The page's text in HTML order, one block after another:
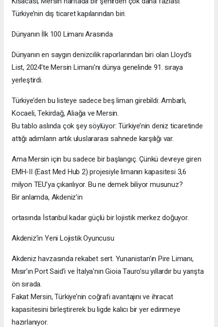
Türkiye’nin dış ticaret kapılarından biri.
Dünyanın İlk 100 Limanı Arasında
Dünyanın en saygın denizcilik raporlarından biri olan Lloyd’s
List, 2024’te Mersin Limanı’nı dünya genelinde 91. sıraya
yerleştirdi.
Türkiye’den bu listeye sadece beş liman girebildi: Ambarlı,
Kocaeli, Tekirdağ, Aliağa ve Mersin.
Bu tablo aslında çok şey söylüyor: Türkiye’nin deniz ticaretinde
attığı adımların artık uluslararası sahnede karşılığı var.
Ama Mersin için bu sadece bir başlangıç. Çünkü devreye giren
EMH-II (East Med Hub 2) projesiyle limanın kapasitesi 3,6
milyon TEU’ya çıkarılıyor. Bu ne demek biliyor musunuz?
Bir anlamda, Akdeniz’in
ortasında İstanbul kadar güçlü bir lojistik merkez doğuyor.
Akdeniz’in Yeni Lojistik Oyuncusu
Akdeniz havzasında rekabet sert. Yunanistan’ın Pire Limanı,
Mısır’ın Port Said’i ve İtalya’nın Gioia Tauro’su yıllardır bu yarışta
ön sırada.
Fakat Mersin, Türkiye’nin coğrafi avantajını ve ihracat
kapasitesini birleştirerek bu ligde kalıcı bir yer edinmeye
hazırlanıyor.